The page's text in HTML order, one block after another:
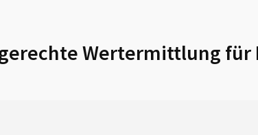
Wertermittlung für